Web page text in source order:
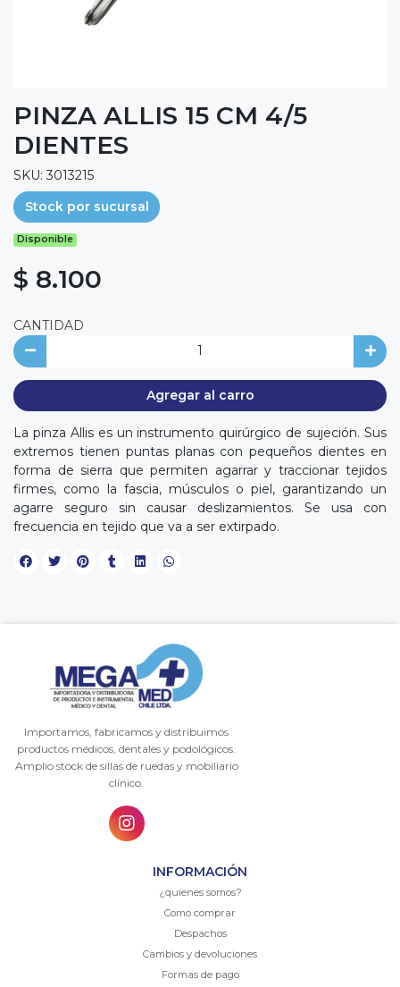
PINZA ALLIS 15 CM 4/5
DIENTES
SKU: 3013215
Stock por sucursal
Disponible
$ 8.100
CANTIDAD
Agregar al carro
La pinza Allis es un instrumento quirúrgico de sujeción. Sus
extremos tienen puntas planas con pequeños dientes en
forma de sierra que permiten agarrar y traccionar tejidos
firmes, como la fascia, músculos o piel, garantizando un
agarre seguro sin causar deslizamientos. Se usa con
frecuencia en tejido que va a ser extirpado.
Importamos, fabricamos y distribuimos
productos médicos, dentales y podológicos.
Amplio stock de sillas de ruedas y mobiliario
clínico.
INFORMACIÓN
¿quienes somos?
Como comprar
Despachos
Cambios y devoluciones
Formas de pago